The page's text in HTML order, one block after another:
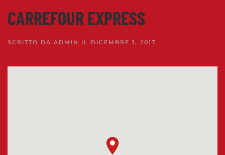
CARREFOUR EXPRESS
SCRITTO DA ADMIN IL DICEMBRE 1, 2017.